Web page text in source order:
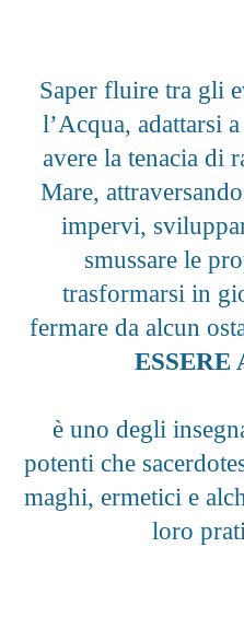
Saper fluire tra gli
l’Acqua, adattarsi
avere la tenacia di
Mare,
impervi,
smussare le
trasformarsi in
fermare da alcun
ESSERE
è uno degli
potenti che
maghi, ermetici e
loro